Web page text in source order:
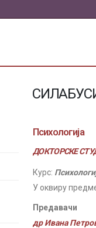
Психологија
ДОКТОРСКЕ
Курс:
У оквиру
Предавачи
др Ивана